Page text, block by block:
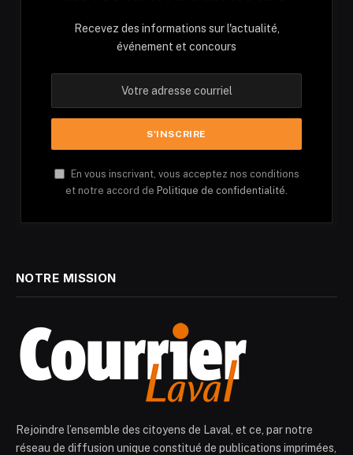
Recevez des informations sur l'actualité,
événement et concours
En vous inscrivant, vous acceptez nos conditions
et notre accord de Politique de confidentialité.
NOTRE MISSION
Rejoindre l’ensemble des citoyens de Laval, et ce, par notre
réseau de diffusion unique constitué de publications imprimées,